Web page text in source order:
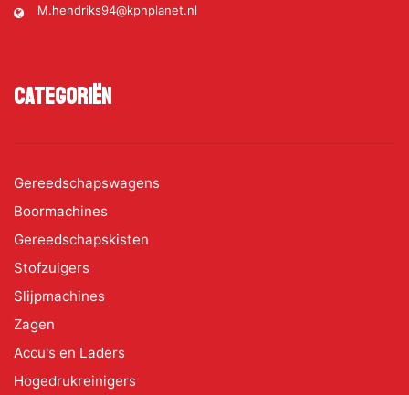
M.hendriks94@kpnplanet.nl
Categoriën
Gereedschapswagens
Boormachines
Gereedschapskisten
Stofzuigers
Slijpmachines
Zagen
Accu's en Laders
Hogedrukreinigers